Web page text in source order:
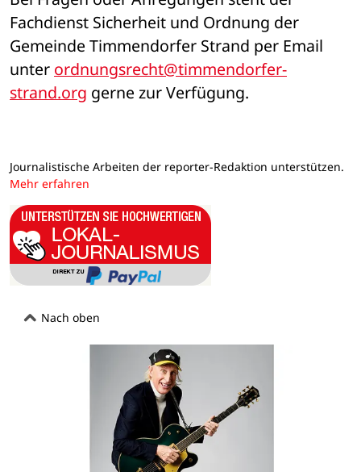
Fachdienst Sicherheit und Ordnung der
Gemeinde Timmendorfer Strand per Email
unter ordnungsrecht@timmendorfer-
strand.org gerne zur Verfügung.
Journalistische Arbeiten der reporter-Redaktion unterstützen.
Mehr erfahren
Nach oben